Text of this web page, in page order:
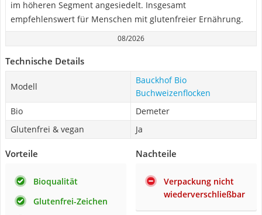
im höheren Segment angesiedelt. Insgesamt
empfehlenswert für Menschen mit glutenfreier Ernährung.
08/2026
Technische Details
Modell
Bauckhof Bio
Buchweizenflocken
Bio
Demeter
Glutenfrei & vegan
Ja
Vorteile
Bioqualität
Glutenfrei-Zeichen
Nachteile
Verpackung nicht
wiederverschließbar